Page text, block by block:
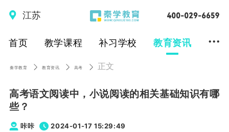
江苏
首页 教学课程 补习学校 教育资讯 ...
秦学教育 教育资讯 高考 正文
高考语文阅读中，小说阅读的相关基础知识有哪
些？
咔咔 2024-01-17 15:29:49